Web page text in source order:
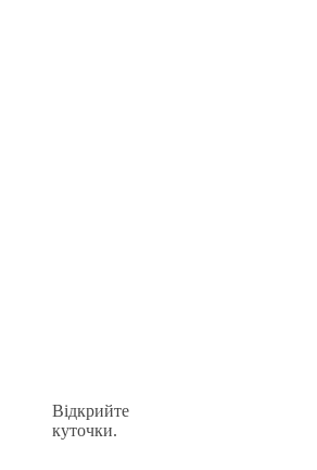
Відкрийте
куточки.